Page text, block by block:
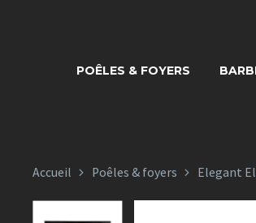
POÊLES & FOYERS
Accueil Poêles & foyers Elegant